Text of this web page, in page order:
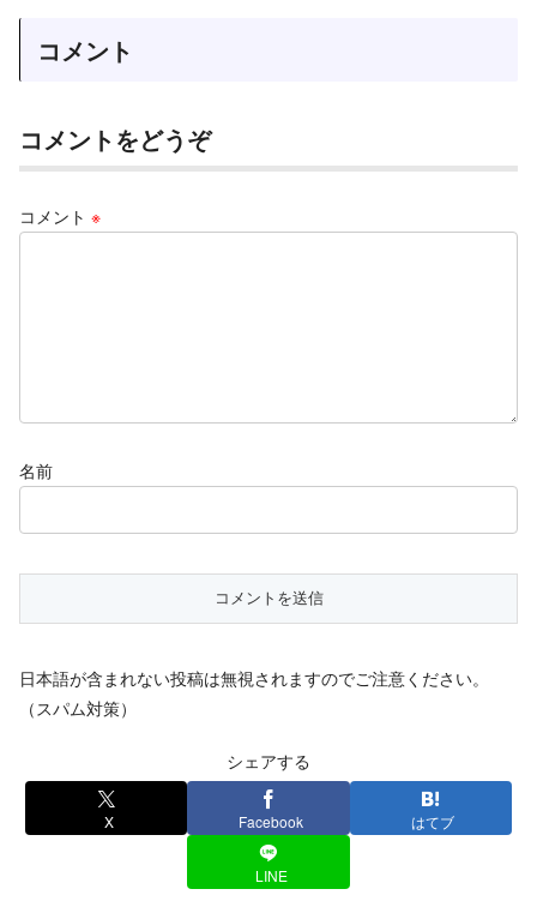
コメント
コメントをどうぞ
コメント ※
名前
日本語が含まれない投稿は無視されますのでご注意ください。
（スパム対策）
シェアする
X Facebook はてブ
LINE